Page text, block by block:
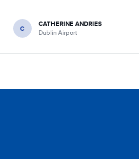
C CATHERINE ANDRIES
Dublin Airport